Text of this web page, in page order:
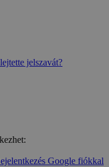
jelszavát?
Google fiókkal